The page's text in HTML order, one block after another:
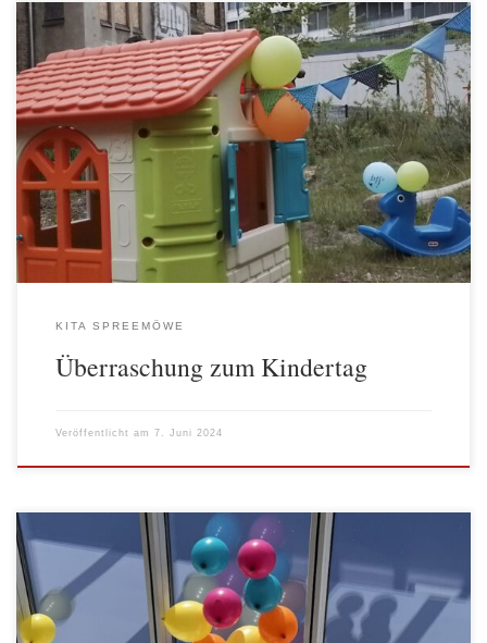
„Heute ist in der Kita alles neu!“ (Leopold 5 ½ Jahre) Nach dem
sonnigen Kindertagswochenende erwartete die Kinder der AWO
Kita Alt-Stralau eine große Überraschung. Die Erzieher*innen
hatten an den vorangegangenen Teamtagen die Funktionsräume
entsprechend den Bedürfnissen und Interessen der Kinder
umgestaltet. Außerdem wurde das vorhandene (Spiel-) Material
drinnen und […]
KITA SPREEMÖWE
Überraschung zum Kindertag
Veröffentlicht am 7. Juni 2024
Unter diesem Motto hatte die AWO Spree-Wuhle am 31. August zu
einer kleinen (Vor-)Eröffnung der Kita in der Glasbläserallee